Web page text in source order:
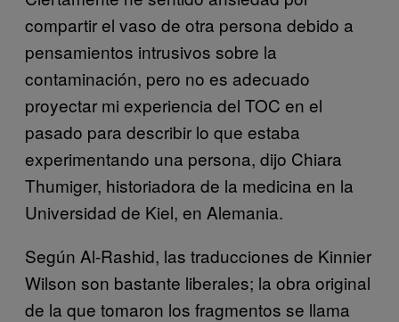
compartir el vaso de otra persona debido a
pensamientos intrusivos sobre la
contaminación, pero no es adecuado
proyectar mi experiencia del TOC en el
pasado para describir lo que estaba
experimentando una persona, dijo Chiara
Thumiger, historiadora de la medicina en la
Universidad de Kiel, en Alemania.
Según Al-Rashid, las traducciones de Kinnier
Wilson son bastante liberales; la obra original
de la que tomaron los fragmentos se llama